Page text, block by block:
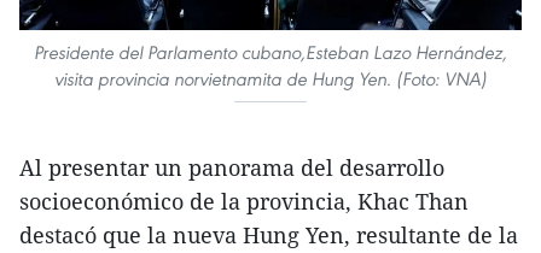
Presidente del Parlamento cubano,Esteban Lazo Hernández,
visita provincia norvietnamita de Hung Yen. (Foto: VNA)
Al presentar un panorama del desarrollo
socioeconómico de la provincia, Khac Than
destacó que la nueva Hung Yen, resultante de la